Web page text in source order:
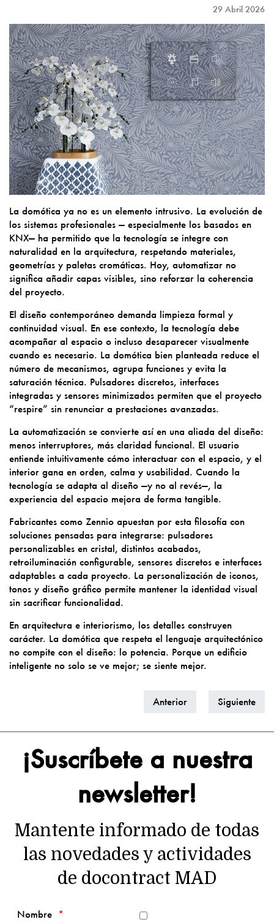
29 Abril 2026
La domótica ya no es un elemento intrusivo. La evolución de
los sistemas profesionales — especialmente los basados en
KNX— ha permitido que la tecnología se integre con
naturalidad en la arquitectura, respetando materiales,
geometrías y paletas cromáticas. Hoy, automatizar no
significa añadir capas visibles, sino reforzar la coherencia
del proyecto.
El diseño contemporáneo demanda limpieza formal y
continuidad visual. En ese contexto, la tecnología debe
acompañar al espacio o incluso desaparecer visualmente
cuando es necesario. La domótica bien planteada reduce el
número de mecanismos, agrupa funciones y evita la
saturación técnica. Pulsadores discretos, interfaces
integradas y sensores minimizados permiten que el proyecto
“respire” sin renunciar a prestaciones avanzadas.
La automatización se convierte así en una aliada del diseño:
menos interruptores, más claridad funcional. El usuario
entiende intuitivamente cómo interactuar con el espacio, y el
interior gana en orden, calma y usabilidad. Cuando la
tecnología se adapta al diseño —y no al revés—, la
experiencia del espacio mejora de forma tangible.
Fabricantes como Zennio apuestan por esta filosofía con
soluciones pensadas para integrarse: pulsadores
personalizables en cristal, distintos acabados,
retroiluminación configurable, sensores discretos e interfaces
adaptables a cada proyecto. La personalización de iconos,
tonos y diseño gráfico permite mantener la identidad visual
sin sacrificar funcionalidad.
En arquitectura e interiorismo, los detalles construyen
carácter. La domótica que respeta el lenguaje arquitectónico
no compite con el diseño: lo potencia. Porque un edificio
inteligente no solo se ve mejor; se siente mejor.
Anterior Siguiente
¡Suscríbete a nuestra
newsletter!
Mantente informado de todas
las novedades y actividades
de docontract MAD
Nombre